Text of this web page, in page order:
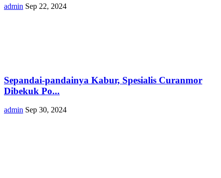
admin Sep 22, 2024
Sepandai-pandainya Kabur, Spesialis Curanmor
Dibekuk Po...
admin Sep 30, 2024